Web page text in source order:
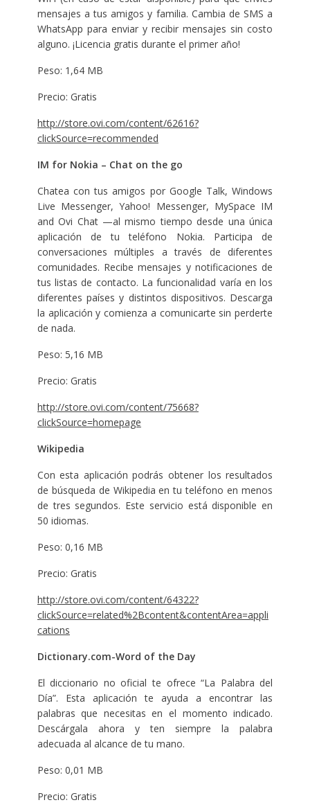
mensajes a tus amigos y familia. Cambia de SMS a
WhatsApp para enviar y recibir mensajes sin costo
alguno. ¡Licencia gratis durante el primer año!
Peso: 1,64 MB
Precio: Gratis
http://store.ovi.com/content/62616?
clickSource=recommended
IM for Nokia – Chat on the go
Chatea con tus amigos por Google Talk, Windows
Live Messenger, Yahoo! Messenger, MySpace IM
and Ovi Chat —al mismo tiempo desde una única
aplicación de tu teléfono Nokia. Participa de
conversaciones múltiples a través de diferentes
comunidades. Recibe mensajes y notificaciones de
tus listas de contacto. La funcionalidad varía en los
diferentes países y distintos dispositivos. Descarga
la aplicación y comienza a comunicarte sin perderte
de nada.
Peso: 5,16 MB
Precio: Gratis
http://store.ovi.com/content/75668?
clickSource=homepage
Wikipedia
Con esta aplicación podrás obtener los resultados
de búsqueda de Wikipedia en tu teléfono en menos
de tres segundos. Este servicio está disponible en
50 idiomas.
Peso: 0,16 MB
Precio: Gratis
http://store.ovi.com/content/64322?
clickSource=related%2Bcontent&contentArea=appli
cations
Dictionary.com-Word of the Day
El diccionario no oficial te ofrece “La Palabra del
Día”. Esta aplicación te ayuda a encontrar las
palabras que necesitas en el momento indicado.
Descárgala ahora y ten siempre la palabra
adecuada al alcance de tu mano.
Peso: 0,01 MB
Precio: Gratis